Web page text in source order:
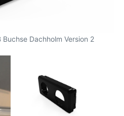
Dachholm Version 2